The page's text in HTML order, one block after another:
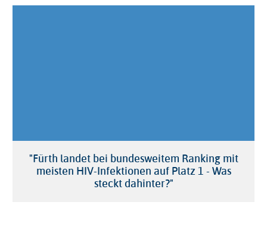
"Fürth landet bei bundesweitem Ranking mit
meisten HIV-Infektionen auf Platz 1 - Was
steckt dahinter?"